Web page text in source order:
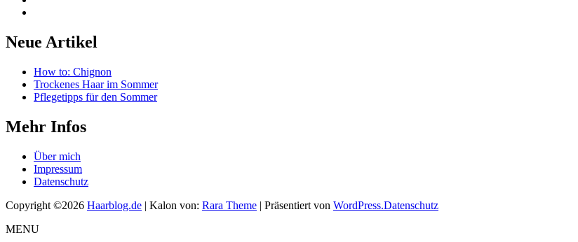
Neue Artikel
How to: Chignon
Trockenes Haar im Sommer
Pflegetipps für den Sommer
Mehr Infos
Über mich
Impressum
Datenschutz
Copyright ©2026 Haarblog.de | Kalon von: Rara Theme | Präsentiert von WordPress.Datenschutz
MENU